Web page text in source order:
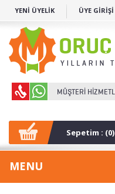
YENİ ÜYELİK ÜYE GİRİŞİ
Sepetim : (0)
MENU